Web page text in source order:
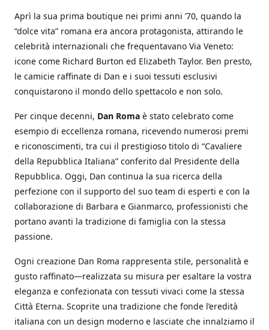
Aprì la sua prima boutique nei primi anni ’70, quando la
“dolce vita” romana era ancora protagonista, attirando le
celebrità internazionali che frequentavano Via Veneto:
icone come Richard Burton ed Elizabeth Taylor. Ben presto,
le camicie raffinate di Dan e i suoi tessuti esclusivi
conquistarono il mondo dello spettacolo e non solo.
Per cinque decenni, Dan Roma è stato celebrato come
esempio di eccellenza romana, ricevendo numerosi premi
e riconoscimenti, tra cui il prestigioso titolo di “Cavaliere
della Repubblica Italiana” conferito dal Presidente della
Repubblica. Oggi, Dan continua la sua ricerca della
perfezione con il supporto del suo team di esperti e con la
collaborazione di Barbara e Gianmarco, professionisti che
portano avanti la tradizione di famiglia con la stessa
passione.
Ogni creazione Dan Roma rappresenta stile, personalità e
gusto raffinato—realizzata su misura per esaltare la vostra
eleganza e confezionata con tessuti vivaci come la stessa
Città Eterna. Scoprite una tradizione che fonde l’eredità
italiana con un design moderno e lasciate che innalziamo il